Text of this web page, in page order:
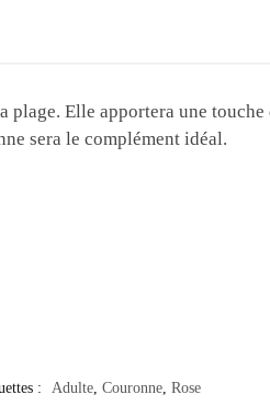
Elle apportera une touche
sera le complément idéal.
: Adulte, Couronne, Rose